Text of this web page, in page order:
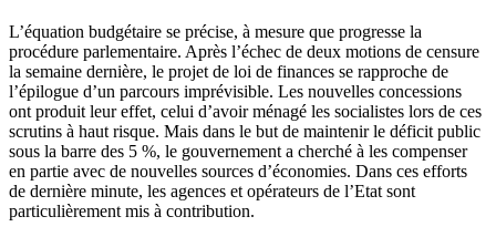
L’équation budgétaire se précise, à mesure que progresse la
procédure parlementaire. Après l’échec de deux motions de censure
la semaine dernière, le projet de loi de finances se rapproche de
l’épilogue d’un parcours imprévisible. Les nouvelles concessions
ont produit leur effet, celui d’avoir ménagé les socialistes lors de ces
scrutins à haut risque. Mais dans le but de maintenir le déficit public
sous la barre des 5 %, le gouvernement a cherché à les compenser
en partie avec de nouvelles sources d’économies. Dans ces efforts
de dernière minute, les agences et opérateurs de l’Etat sont
particulièrement mis à contribution.